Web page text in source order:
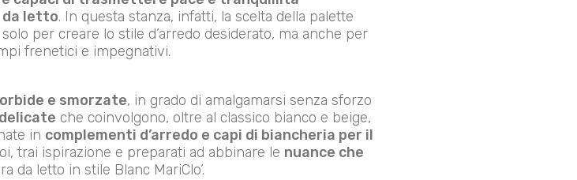
da letto. In questa stanza, infatti, la scelta della palette
per creare lo stile d’arredo desiderato, ma anche per
frenetici e impegnativi.
e smorzate, in grado di amalgamarsi senza sforzo
che coinvolgono, oltre al classico bianco e beige,
in complementi d’arredo e capi di biancheria per il
trai ispirazione e preparati ad abbinare le nuance che
da letto in stile Blanc MariClo’.